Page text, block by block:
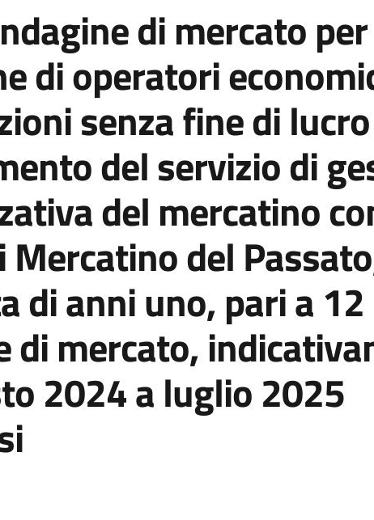
di mercato
di operatori
senza fine di
del servizio di
del mercatino
del
di anni uno, pari a 12
di mercato,
2024 a luglio 2025